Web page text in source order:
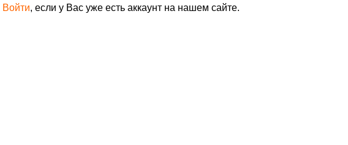
Войти, если у Вас уже есть аккаунт на нашем сайте.